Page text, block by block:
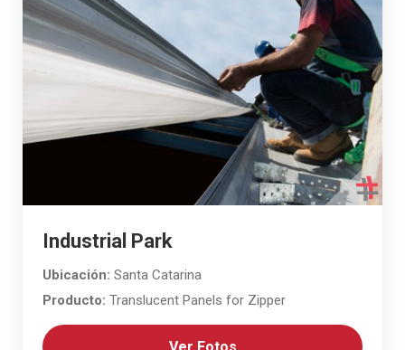
Industrial Park
Ubicación: Santa Catarina
Producto: Translucent Panels for Zipper